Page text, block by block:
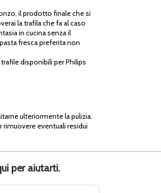
il prodotto finale che si
la trafila che fa al caso
in cucina senza il
fresca preferita non
disponibili per Philips
ulteriormente la pulizia.
rimuovere eventuali residui
per aiutarti.